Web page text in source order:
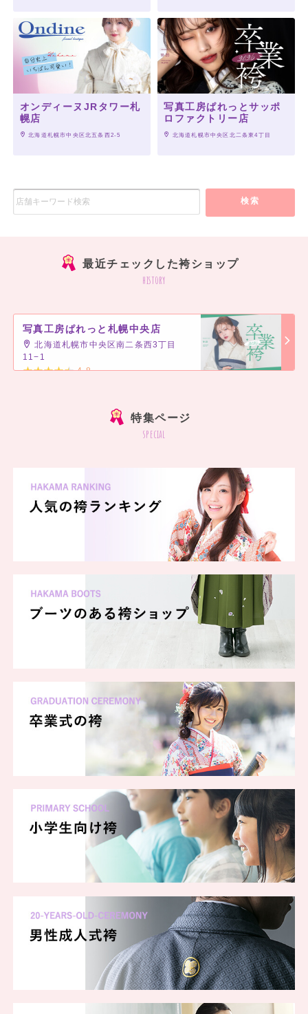
オンディーヌJRタワー札
幌店
北海道札幌市中央区北五条西2-5
写真工房ぱれっとサッポ
ロファクトリー店
北海道札幌市中央区北二条東4丁目
検索
最近チェックした袴ショップ
history
写真工房ぱれっと札幌中央店
北海道札幌市中央区南二条西3丁目
11−1
4.8
特集ページ
special